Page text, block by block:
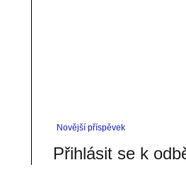
Novější příspěvek
Přihlásit se k